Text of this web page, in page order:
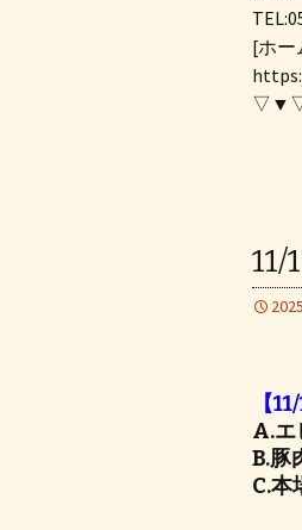
[ホー
11/
【
A.エ
B.豚
C.本